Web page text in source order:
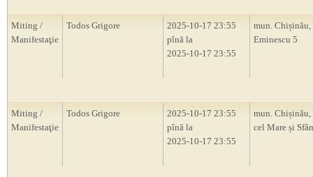
Miting /
Manifestaţie
Todos Grigore
2025-10-17 23:55
pînă la
2025-10-17 23:55
mun.
Eminescu 5
Miting /
Manifestaţie
Todos Grigore
2025-10-17 23:55
pînă la
2025-10-17 23:55
mun. Chișinău,
cel Mare și